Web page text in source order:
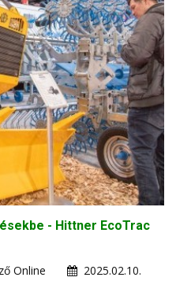
- Hittner EcoTrac
Online
2025.02.10.